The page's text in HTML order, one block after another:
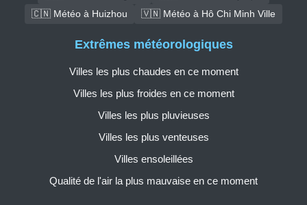
🇨🇳 Météo à Huizhou
🇻🇳 Météo à Hô Chi Minh Ville
Extrêmes météorologiques
Villes les plus chaudes en ce moment
Villes les plus froides en ce moment
Villes les plus pluvieuses
Villes les plus venteuses
Villes ensoleillées
Qualité de l'air la plus mauvaise en ce moment